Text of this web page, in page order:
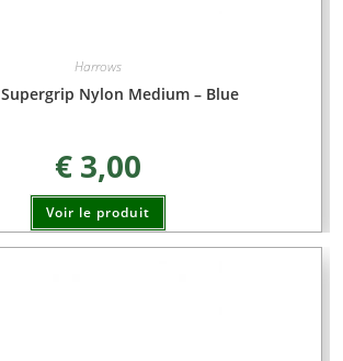
Harrows
Nylon Medium – Blue
€3,00
Voir le produit